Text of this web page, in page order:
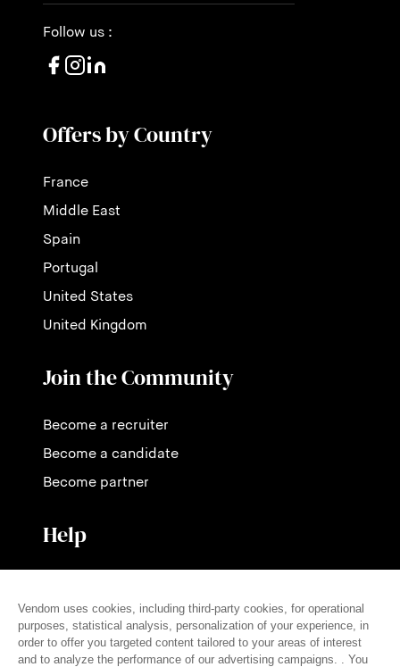
Follow us :
Offers by Country
France
Middle East
Spain
Portugal
United States
United Kingdom
Join the Community
Become a recruiter
Become a candidate
Become partner
Help
Pricing
FAQ